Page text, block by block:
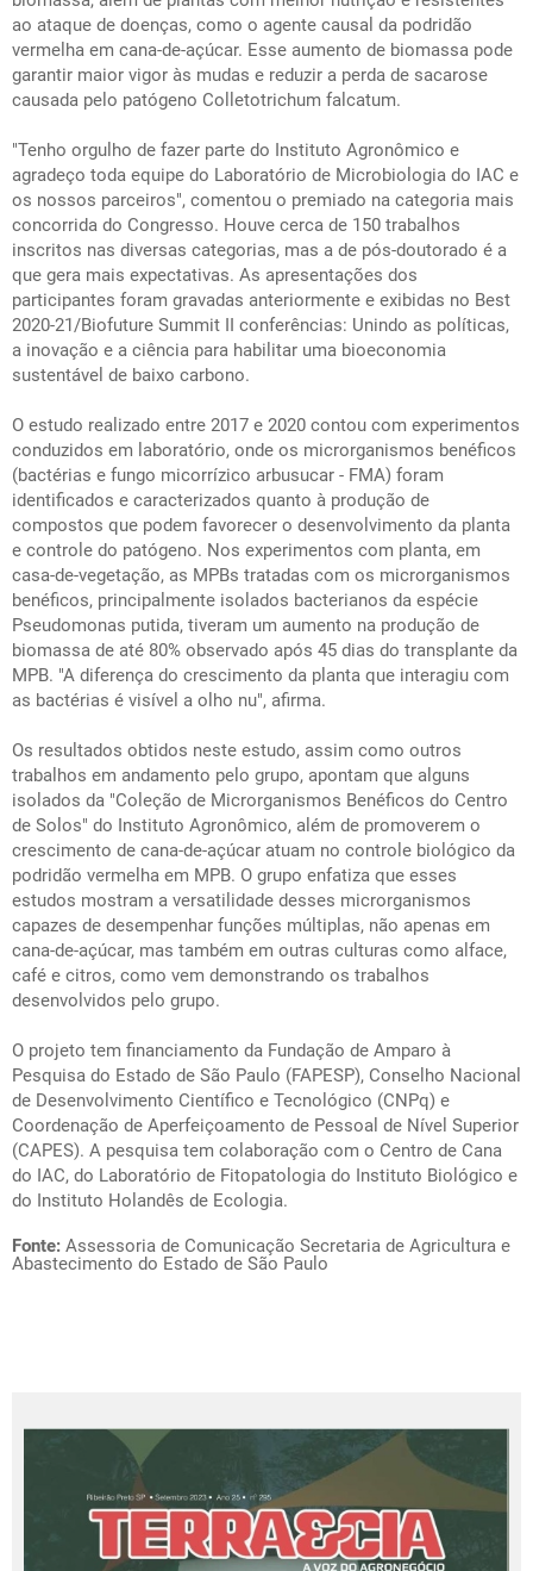
ao ataque de doenças, como o agente causal da podridão
vermelha em cana-de-açúcar. Esse aumento de biomassa pode
garantir maior vigor às mudas e reduzir a perda de sacarose
causada pelo patógeno Colletotrichum falcatum.
"Tenho orgulho de fazer parte do Instituto Agronômico e
agradeço toda equipe do Laboratório de Microbiologia do IAC e
os nossos parceiros", comentou o premiado na categoria mais
concorrida do Congresso. Houve cerca de 150 trabalhos
inscritos nas diversas categorias, mas a de pós-doutorado é a
que gera mais expectativas. As apresentações dos
participantes foram gravadas anteriormente e exibidas no Best
2020-21/Biofuture Summit II conferências: Unindo as políticas,
a inovação e a ciência para habilitar uma bioeconomia
sustentável de baixo carbono.
O estudo realizado entre 2017 e 2020 contou com experimentos
conduzidos em laboratório, onde os microrganismos benéficos
(bactérias e fungo micorrízico arbusucar - FMA) foram
identificados e caracterizados quanto à produção de
compostos que podem favorecer o desenvolvimento da planta
e controle do patógeno. Nos experimentos com planta, em
casa-de-vegetação, as MPBs tratadas com os microrganismos
benéficos, principalmente isolados bacterianos da espécie
Pseudomonas putida, tiveram um aumento na produção de
biomassa de até 80% observado após 45 dias do transplante da
MPB. "A diferença do crescimento da planta que interagiu com
as bactérias é visível a olho nu", afirma.
Os resultados obtidos neste estudo, assim como outros
trabalhos em andamento pelo grupo, apontam que alguns
isolados da "Coleção de Microrganismos Benéficos do Centro
de Solos" do Instituto Agronômico, além de promoverem o
crescimento de cana-de-açúcar atuam no controle biológico da
podridão vermelha em MPB. O grupo enfatiza que esses
estudos mostram a versatilidade desses microrganismos
capazes de desempenhar funções múltiplas, não apenas em
cana-de-açúcar, mas também em outras culturas como alface,
café e citros, como vem demonstrando os trabalhos
desenvolvidos pelo grupo.
O projeto tem financiamento da Fundação de Amparo à
Pesquisa do Estado de São Paulo (FAPESP), Conselho Nacional
de Desenvolvimento Científico e Tecnológico (CNPq) e
Coordenação de Aperfeiçoamento de Pessoal de Nível Superior
(CAPES). A pesquisa tem colaboração com o Centro de Cana
do IAC, do Laboratório de Fitopatologia do Instituto Biológico e
do Instituto Holandês de Ecologia.
Fonte: Assessoria de Comunicação Secretaria de Agricultura e
Abastecimento do Estado de São Paulo